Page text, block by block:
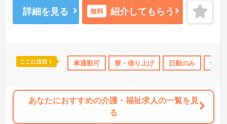
無資格OK 年間休日110日以上 産休･育休･介護休暇取得実績
＜明るい雰囲気のデイサービス＞PT・OT・STが常駐！20代～50代
までの幅広い世代の職員が活躍されている施設です！
詳細を見る 無料 紹介してもらう
ここに注目！ 車通勤可 寮・借り上げ 日勤のみ 年間
あなたにおすすめの介護・福祉求人の一覧を見
る